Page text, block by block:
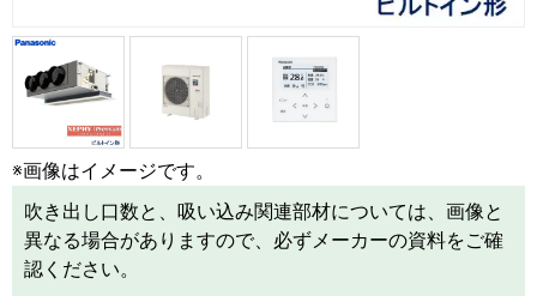
※画像はイメージです。
吹き出し口数と、吸い込み関連部材については、画像と
異なる場合がありますので、必ずメーカーの資料をご確
認ください。